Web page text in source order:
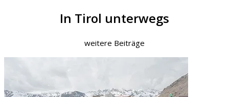
In Tirol unterwegs
weitere Beiträge